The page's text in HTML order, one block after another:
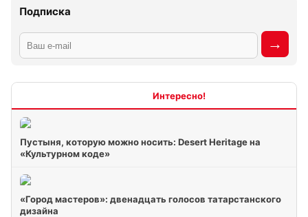
Подписка
Пустыня, которую можно носить: Desert Heritage на
«Культурном коде»
«Город мастеров»: двенадцать голосов татарстанского
дизайна